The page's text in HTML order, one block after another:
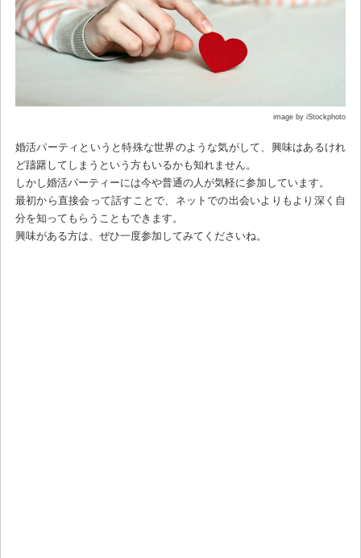
image by iStockphoto
婚活パーティというと特殊な世界のような気がして、興味はあるけれ
ど躊躇してしまうという方もいるかも知れません。
しかし婚活パーティーには今や普通の人が気軽に参加しています。
最初から直接会って話すことで、ネットでの出会いよりもより深く自
分を知ってもらうこともできます。
興味がある方は、ぜひ一度参加してみてくださいね。